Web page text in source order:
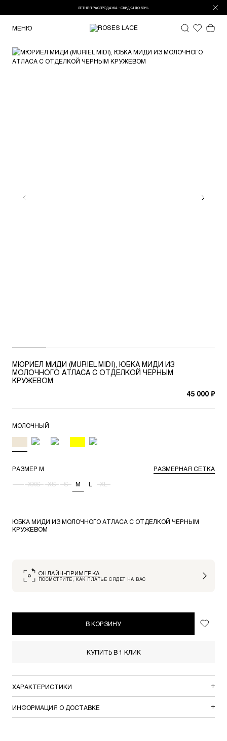
ЛЕТНЯЯ РАСПРОДАЖА - СКИДКИ ДО 50%
МЕНЮ
МЮРИЕЛ МИДИ (MURIEL MIDI), ЮБКА МИДИ ИЗ
МОЛОЧНОГО АТЛАСА С ОТДЕЛКОЙ ЧЕРНЫМ
КРУЖЕВОМ
45 000 ₽
ЮБКА МИДИ ИЗ МОЛОЧНОГО АТЛАСА С ОТДЕЛКОЙ ЧЕРНЫМ
КРУЖЕВОМ
МОЛОЧНЫЙ
ОНЛАЙН-ПРИМЕРКА
ПОСМОТРИТЕ, КАК ПЛАТЬЕ СЯДЕТ НА ВАС
В КОРЗИНУ
КУПИТЬ В 1 КЛИК
РАЗМЕР M РАЗМЕРНАЯ СЕТКА
- XXS XS S M L XL
ХАРАКТЕРИСТИКИ
ИНФОРМАЦИЯ О ДОСТАВКЕ